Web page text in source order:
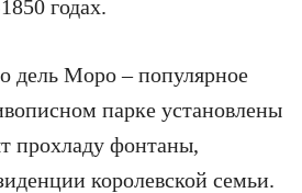
годах.
дель Моро – популярное
парке установлены
прохладу фонтаны,
королевской семьи.